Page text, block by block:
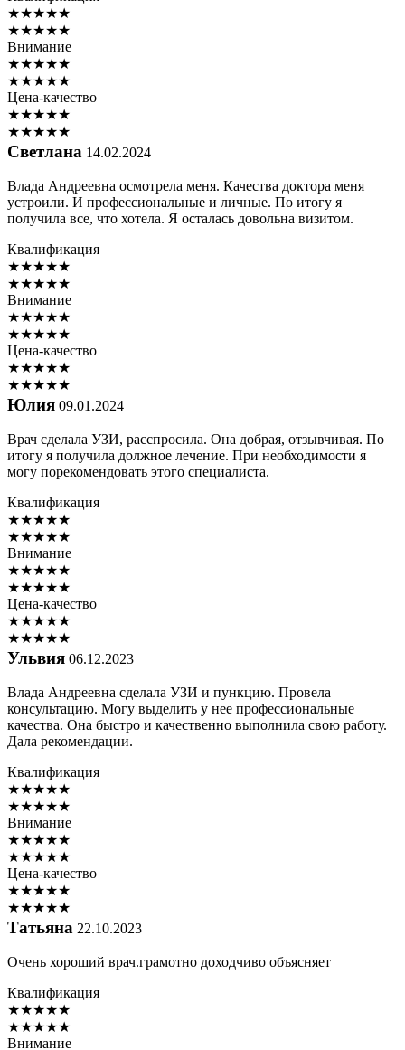
★★★★★
★★★★★
Внимание
★★★★★
★★★★★
Цена-качество
★★★★★
★★★★★
Светлана 14.02.2024
Влада Андреевна осмотрела меня. Качества доктора меня
устроили. И профессиональные и личные. По итогу я
получила все, что хотела. Я осталась довольна визитом.
Квалификация
★★★★★
★★★★★
Внимание
★★★★★
★★★★★
Цена-качество
★★★★★
★★★★★
Юлия 09.01.2024
Врач сделала УЗИ, расспросила. Она добрая, отзывчивая. По
итогу я получила должное лечение. При необходимости я
могу порекомендовать этого специалиста.
Квалификация
★★★★★
★★★★★
Внимание
★★★★★
★★★★★
Цена-качество
★★★★★
★★★★★
Ульвия 06.12.2023
Влада Андреевна сделала УЗИ и пункцию. Провела
консультацию. Могу выделить у нее профессиональные
качества. Она быстро и качественно выполнила свою работу.
Дала рекомендации.
Квалификация
★★★★★
★★★★★
Внимание
★★★★★
★★★★★
Цена-качество
★★★★★
★★★★★
Татьяна 22.10.2023
Очень хороший врач.грамотно доходчиво объясняет
Квалификация
★★★★★
★★★★★
Внимание